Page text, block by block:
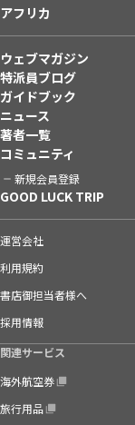
アフリカ
ウェブマガジン
特派員ブログ
ガイドブック
ニュース
著者一覧
コミュニティ
新規会員登録
GOOD LUCK TRIP
運営会社
利用規約
書店御担当者様へ
採用情報
関連サービス
海外航空券
旅行用品